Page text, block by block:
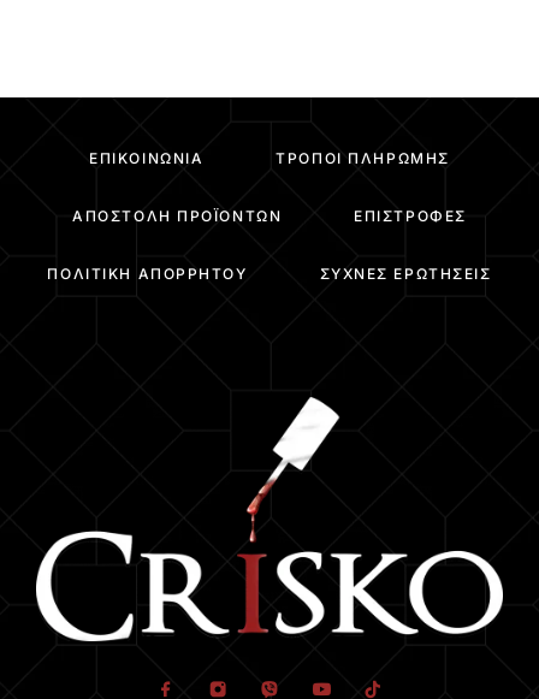
ΕΠΙΚΟΙΝΩΝΊΑ ΤΡΌΠΟΙ ΠΛΗΡΩΜΉΣ
ΑΠΟΣΤΟΛΉ ΠΡΟΪΌΝΤΩΝ ΕΠΙΣΤΡΟΦΈΣ
ΠΟΛΙΤΙΚΉ ΑΠΟΡΡΉΤΟΥ ΣΥΧΝΈΣ ΕΡΩΤΉΣΕΙΣ